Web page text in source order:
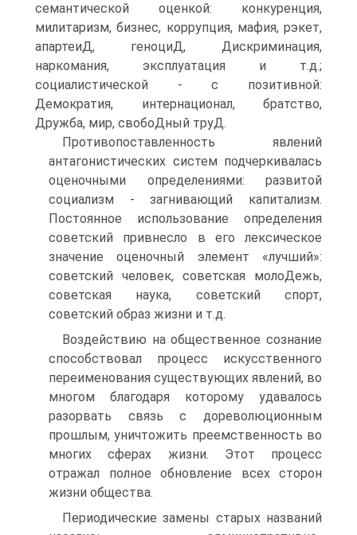
семантической оценкой: конкуренция,
милитаризм, бизнес, коррупция, мафия, рэкет,
апартеиД, геноциД, Дискриминация,
наркомания, эксплуатация и т.д.;
социалистической - с позитивной:
Демократия, интернационал, братство,
Дружба, мир, свобоДный труД.
Противопоставленность явлений
антагонистических систем подчеркивалась
оценочными определениями: развитой
социализм - загнивающий капитализм.
Постоянное использование определения
советский привнесло в его лексическое
значение оценочный элемент «лучший»:
советский человек, советская молоДежь,
советская наука, советский спорт,
советский образ жизни и т.д.
Воздействию на общественное сознание
способствовал процесс искусственного
переименования существующих явлений, во
многом благодаря которому удавалось
разорвать связь с дореволюционным
прошлым, уничтожить преемственность во
многих сферах жизни. Этот процесс
отражал полное обновление всех сторон
жизни общества.
Периодические замены старых названий